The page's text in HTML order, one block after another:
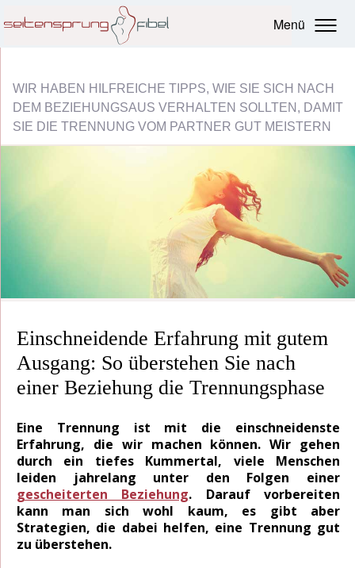
Menü
WIR HABEN HILFREICHE TIPPS, WIE SIE SICH NACH
DEM BEZIEHUNGSAUS VERHALTEN SOLLTEN, DAMIT
SIE DIE TRENNUNG VOM PARTNER GUT MEISTERN
Einschneidende Erfahrung mit gutem
Ausgang: So überstehen Sie nach
einer Beziehung die Trennungsphase
Eine Trennung ist mit die einschneidenste
Erfahrung, die wir machen können. Wir gehen
durch ein tiefes Kummertal, viele Menschen
leiden jahrelang unter den Folgen einer
gescheiterten Beziehung. Darauf vorbereiten
kann man sich wohl kaum, es gibt aber
Strategien, die dabei helfen, eine Trennung gut
zu überstehen.